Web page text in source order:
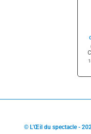
© L'Œil du spectacle -